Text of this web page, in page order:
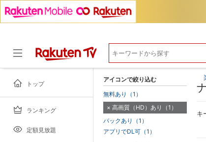
トップ
ランキング
定額見放題
キ
アイコンで絞り込む
無料あり（1）
高画質（HD）あり（1）
パックあり（1）
アプリでDL可（1）